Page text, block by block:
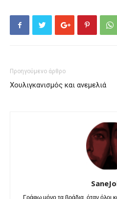
Προηγούμενο άρθρο
Χουλιγκανισμός και ανεμελιά